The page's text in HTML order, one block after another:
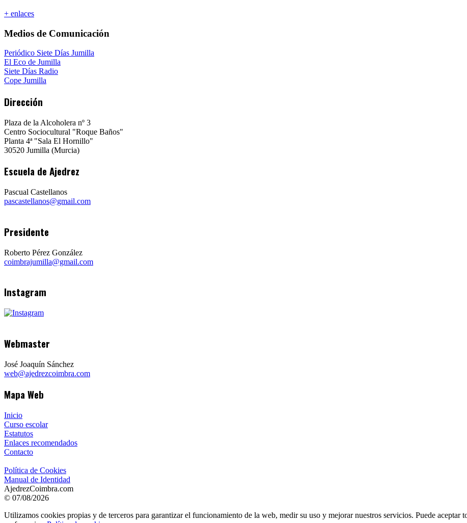
+ enlaces
Medios de Comunicación
Periódico Siete Días Jumilla
El Eco de Jumilla
Siete Días Radio
Cope Jumilla
Dirección
Plaza de la Alcoholera nº 3
Centro Sociocultural "Roque Baños"
Planta 4ª "Sala El Hornillo"
30520 Jumilla (Murcia)
Escuela de Ajedrez
Pascual Castellanos
pascastellanos@gmail.com
Presidente
Roberto Pérez González
coimbrajumilla@gmail.com
Instagram
Webmaster
José Joaquín Sánchez
web@ajedrezcoimbra.com
Mapa Web
Inicio
Curso escolar
Estatutos
Enlaces recomendados
Contacto
Política de Cookies
Manual de Identidad
AjedrezCoimbra.com
© 07/08/2026
Utilizamos cookies propias y de terceros para garantizar el funcionamiento de la web, medir su uso y mejorar nuestros servicios. Puede aceptar